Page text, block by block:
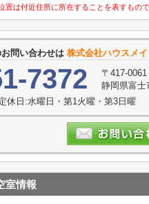
は付近住所に所在することを表すもの
問い合わせは 株式会社ハウスメ
7372
〒417-0061
静岡県富士
休日:水曜日・第1火曜・第3日曜
室情報